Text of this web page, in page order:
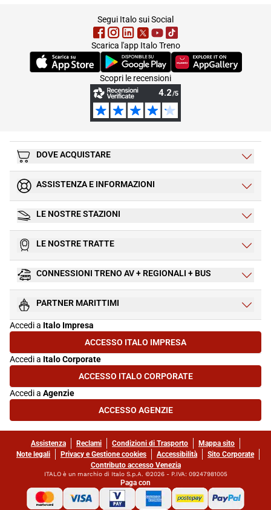
Segui Italo sui Social
Scarica l'app Italo Treno
(Si apre in una nuova scheda)(Si apre in una nuova scheda)
(Si apre in una nuova
Scopri le recensioni
DOVE ACQUISTARE
ASSISTENZA E INFORMAZIONI
LE NOSTRE STAZIONI
LE NOSTRE TRATTE
CONNESSIONI TRENO AV + REGIONALI + BUS
PARTNER MARITTIMI
Accedi a Italo Impresa
ACCESSO ITALO IMPRESA(SI APRE IN UNA NUOVA SCHEDA)
Accedi a Italo Corporate
ACCESSO ITALO CORPORATE(SI APRE IN UNA NUOVA SCHEDA)
Accedi a Agenzie
ACCESSO AGENZIE(SI APRE IN UNA NUOVA SCHEDA)
Assistenza Reclami Condizioni di Trasporto
Mappa sito
Note legali
Privacy e Gestione cookies Accessibilità
Sito Corporate
Contributo accesso Venezia
ITALO è un marchio di Italo S.p.A. ©2026 - P.IVA: 09247981005
Paga con